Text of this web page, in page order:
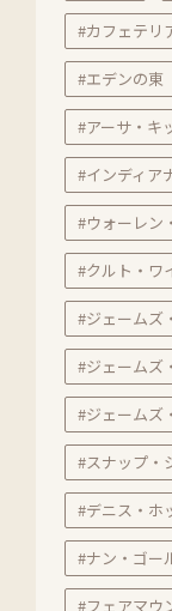
#カフェテリ
#エデンの東
#アーサ・キ
#インディア
#ウォーレン
#クルト・ワ
#ジェームズ
#ジェームズ
#ジェームズ
#スナップ・
#デニス・ホ
#ナン・ゴー
#フェアマウ